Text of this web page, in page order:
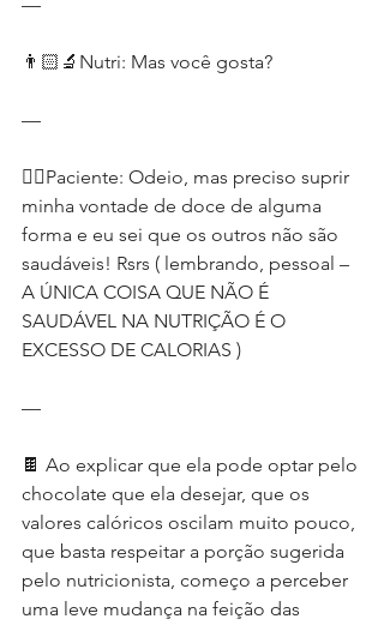
👨🏻‍🔬Nutri: Mas você gosta?
—
🙇‍♀️Paciente: Odeio, mas preciso suprir
minha vontade de doce de alguma
forma e eu sei que os outros não são
saudáveis! Rsrs ( lembrando, pessoal –
A ÚNICA COISA QUE NÃO É
SAUDÁVEL NA NUTRIÇÃO É O
EXCESSO DE CALORIAS )
—
🍫 Ao explicar que ela pode optar pelo
chocolate que ela desejar, que os
valores calóricos oscilam muito pouco,
que basta respeitar a porção sugerida
pelo nutricionista, começo a perceber
uma leve mudança na feição das